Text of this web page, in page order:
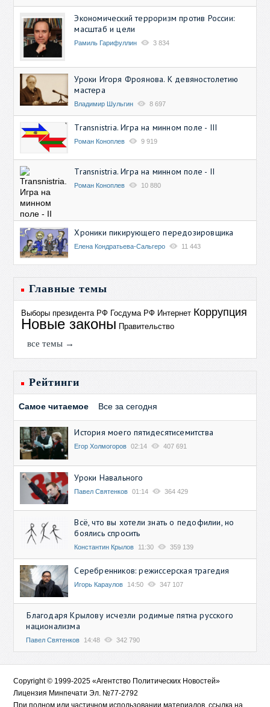
Экономический терроризм против России:
масштаб и цели
Рамиль Гарифуллин 3 834
Уроки Игоря Фроянова. К девяностолетию
мастера
Владимир Шульгин 8 697
Transnistria. Игра на минном поле - III
Роман Коноплев 9 919
Transnistria. Игра на минном поле - II
Роман Коноплев 10 880
Хроники пикирующего передозировщика
Елена Кондратьева-Сальгеро 11 443
Главные темы
Выборы президента РФ Госдума РФ Интернет Коррупция
Новые законы Правительство
все темы →
Рейтинги
Самое читаемое Все за сегодня
История моего пятидесятисемитства
Егор Холмогоров 02:14 407 691
Уроки Навального
Павел Святенков 01:14 364 429
Всё, что вы хотели знать о педофилии, но
боялись спросить
Константин Крылов 11:30 359 139
Серебренников: режиссерская трагедия
Игорь Караулов 14:50 347 107
Благодаря Крылову исчезли родимые пятна русского
национализма
Павел Святенков 14:48 342 790
Copyright © 1999-2025 «Агентство Политических Новостей»
Лицензия Минпечати Эл. №77-2792